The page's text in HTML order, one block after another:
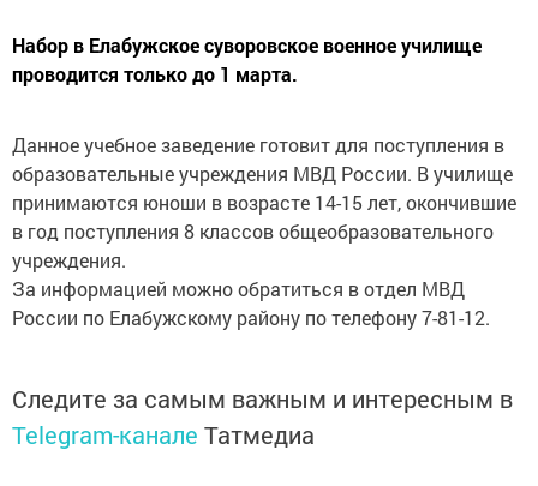
Набор в Елабужское суворовское военное училище
проводится только до 1 марта.
Данное учебное заведение готовит для поступления в
образовательные учреждения МВД России. В училище
принимаются юноши в возрасте 14-15 лет, окончившие
в год поступления 8 классов общеобразовательного
учреждения.
За информацией можно обратиться в отдел МВД
России по Елабужскому району по телефону 7-81-12.
Следите за самым важным и интересным в
Telegram-канале Татмедиа